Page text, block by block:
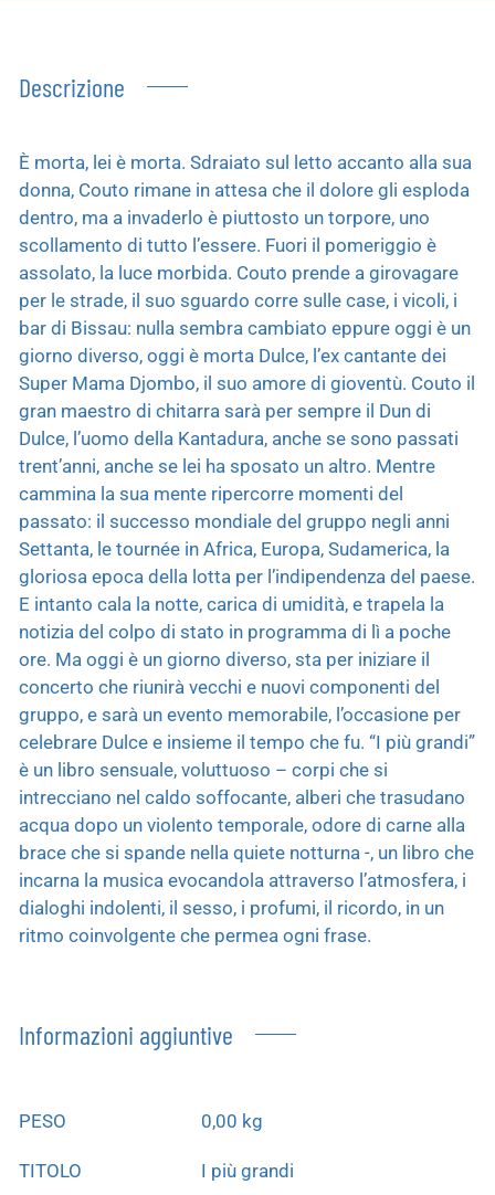
Descrizione
È morta, lei è morta. Sdraiato sul letto accanto alla sua
donna, Couto rimane in attesa che il dolore gli esploda
dentro, ma a invaderlo è piuttosto un torpore, uno
scollamento di tutto l’essere. Fuori il pomeriggio è
assolato, la luce morbida. Couto prende a girovagare
per le strade, il suo sguardo corre sulle case, i vicoli, i
bar di Bissau: nulla sembra cambiato eppure oggi è un
giorno diverso, oggi è morta Dulce, l’ex cantante dei
Super Mama Djombo, il suo amore di gioventù. Couto il
gran maestro di chitarra sarà per sempre il Dun di
Dulce, l’uomo della Kantadura, anche se sono passati
trent’anni, anche se lei ha sposato un altro. Mentre
cammina la sua mente ripercorre momenti del
passato: il successo mondiale del gruppo negli anni
Settanta, le tournée in Africa, Europa, Sudamerica, la
gloriosa epoca della lotta per l’indipendenza del paese.
E intanto cala la notte, carica di umidità, e trapela la
notizia del colpo di stato in programma di lì a poche
ore. Ma oggi è un giorno diverso, sta per iniziare il
concerto che riunirà vecchi e nuovi componenti del
gruppo, e sarà un evento memorabile, l’occasione per
celebrare Dulce e insieme il tempo che fu. “I più grandi”
è un libro sensuale, voluttuoso – corpi che si
intrecciano nel caldo soffocante, alberi che trasudano
acqua dopo un violento temporale, odore di carne alla
brace che si spande nella quiete notturna -, un libro che
incarna la musica evocandola attraverso l’atmosfera, i
dialoghi indolenti, il sesso, i profumi, il ricordo, in un
ritmo coinvolgente che permea ogni frase.
Informazioni aggiuntive
PESO 0,00 kg
TITOLO I più grandi